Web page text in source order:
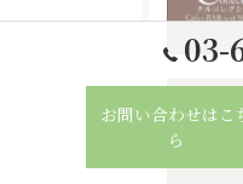
03-
お問い合わせはこ
ら